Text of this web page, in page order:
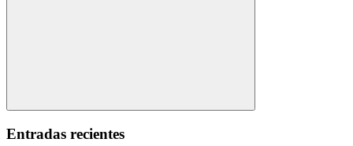
Buscar
Entradas recientes